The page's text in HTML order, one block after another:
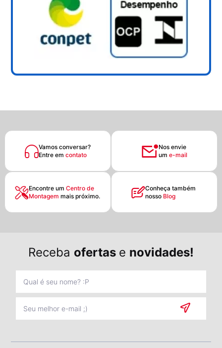
Vamos conversar?
Entre em contato
Nos envie
um e-mail
Encontre umCentro de
Montagemmais próximo.
Conheça também
nosso Blog
Receba ofertas e novidades!